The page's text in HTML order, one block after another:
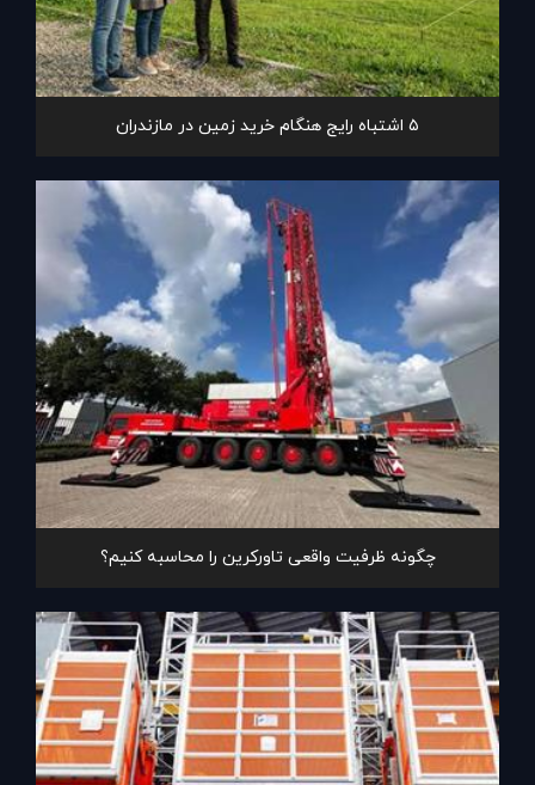
۵ اشتباه رایج هنگام خرید زمین در مازندران
چگونه ظرفیت واقعی تاورکرین را محاسبه کنیم؟